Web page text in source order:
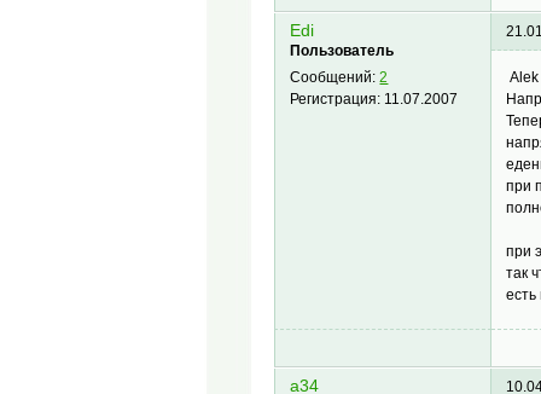
Edi
Пользователь
Сообщений:2
Регистрация: 11.07.2007
Alek
при
при
так
a34